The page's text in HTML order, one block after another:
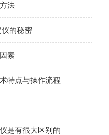
法
的秘密
素
特点与操作流程
是有很大区别的